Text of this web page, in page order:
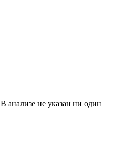
В анализе не указан ни один